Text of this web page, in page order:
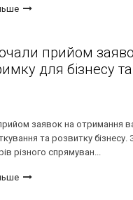
прийом
для бізнесу та
заявок на отримання
та розвитку бізнесу.
різного спрямуван...